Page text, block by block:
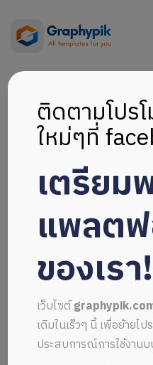
ติดตามโปร
ใหม่ๆที่
เตรียม
แพลต
ของเรา!
เว็บไซต์
เดิมในเร็วๆ นี้ เพื่อย้ายไ
ประสบการณ์การใช้งา